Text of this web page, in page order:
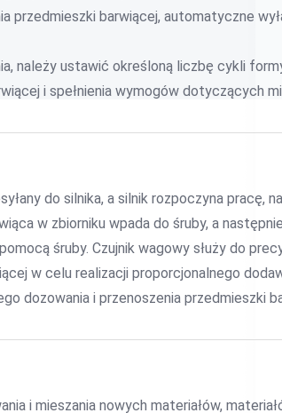
przedmieszki barwiącej, automatyczne
należy ustawić określoną liczbę cykli
i spełnienia wymogów dotyczących
do silnika, a silnik rozpoczyna pracę,
w zbiorniku wpada do śruby, a
śruby. Czujnik wagowy służy do
w celu realizacji proporcjonalnego
dozowania i przenoszenia przedmieszki
i mieszania nowych materiałów,